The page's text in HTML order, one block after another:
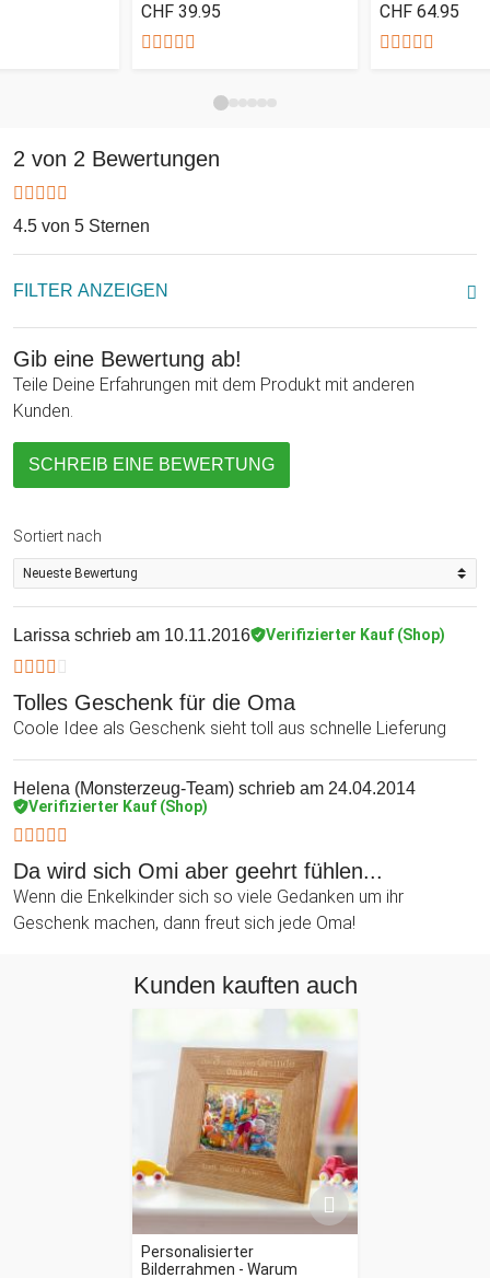
CHF 39.95 CHF 64.95
2 von 2 Bewertungen
4.5 von 5 Sternen
FILTER ANZEIGEN
Gib eine Bewertung ab!
Teile Deine Erfahrungen mit dem Produkt mit anderen
Kunden.
SCHREIB EINE BEWERTUNG
Sortiert nach
Larissa schrieb am 10.11.2016 Verifizierter Kauf (Shop)
Tolles Geschenk für die Oma
Coole Idee als Geschenk sieht toll aus schnelle Lieferung
Helena (Monsterzeug-Team) schrieb am 24.04.2014
Verifizierter Kauf (Shop)
Da wird sich Omi aber geehrt fühlen...
Wenn die Enkelkinder sich so viele Gedanken um ihr
Geschenk machen, dann freut sich jede Oma!
Kunden kauften auch
Personalisierter
Bilderrahmen - Warum